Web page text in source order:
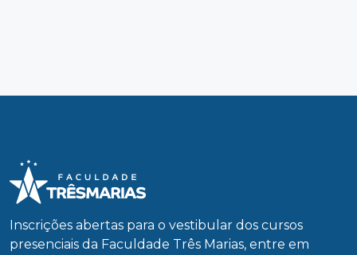
Inscrições abertas para o vestibular dos cursos
presenciais da Faculdade Três Marias, entre em